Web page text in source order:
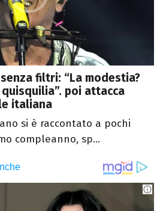
filtri: “La modestia?
poi attacca
italiana
si è raccontato a pochi
compleanno, sp...